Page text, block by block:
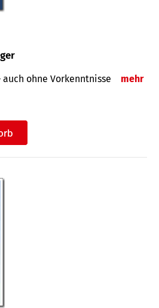
ohne Vorkenntnisse mehr